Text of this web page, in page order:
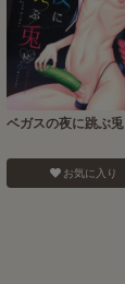
ベガスの夜に跳ぶ兎
お気に入り